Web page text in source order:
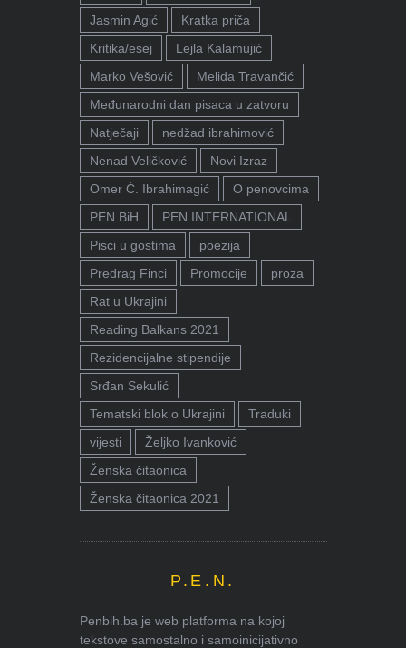
Jasmin Agić
Kratka priča
Kritika/esej
Lejla Kalamujić
Marko Vešović
Melida Travančić
Međunarodni dan pisaca u zatvoru
Natječaji
nedžad ibrahimović
Nenad Veličković
Novi Izraz
Omer Ć. Ibrahimagić
O penovcima
PEN BiH
PEN INTERNATIONAL
Pisci u gostima
poezija
Predrag Finci
Promocije
proza
Rat u Ukrajini
Reading Balkans 2021
Rezidencijalne stipendije
Srđan Sekulić
Tematski blok o Ukrajini
Traduki
vijesti
Željko Ivanković
Ženska čitaonica
Ženska čitaonica 2021
P.E.N.
Penbih.ba je web platforma na kojoj
tekstove samostalno i samoinicijativno